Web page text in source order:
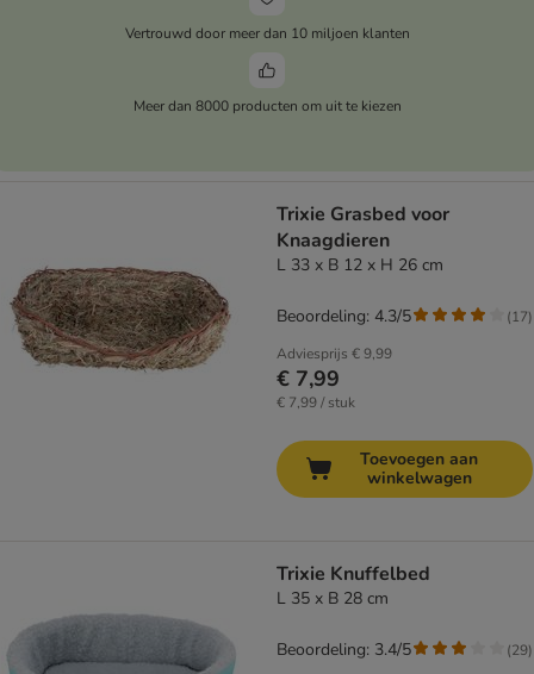
Vertrouwd door meer dan 10 miljoen klanten
Meer dan 8000 producten om uit te kiezen
Trixie Grasbed voor
Knaagdieren
L 33 x B 12 x H 26 cm
Adviesprijs € 9,99
€ 7,99
€ 7,99 / stuk
Beoordeling: 4.3/5 (17)
Toevoegen aan
winkelwagen
Trixie Knuffelbed
L 35 x B 28 cm
Beoordeling: 3.4/5 (29)